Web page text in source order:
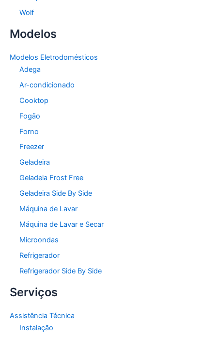
Wolf
Modelos
Modelos Eletrodomésticos
Adega
Ar-condicionado
Cooktop
Fogão
Forno
Freezer
Geladeira
Geladeia Frost Free
Geladeira Side By Side
Máquina de Lavar
Máquina de Lavar e Secar
Microondas
Refrigerador
Refrigerador Side By Side
Serviços
Assistência Técnica
Instalação